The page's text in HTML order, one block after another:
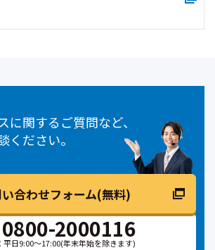
に関するご質問など、
ください。
0800-2000116
平日9:00～17:00(年末年始を除きます)
合わせフォーム(無料)